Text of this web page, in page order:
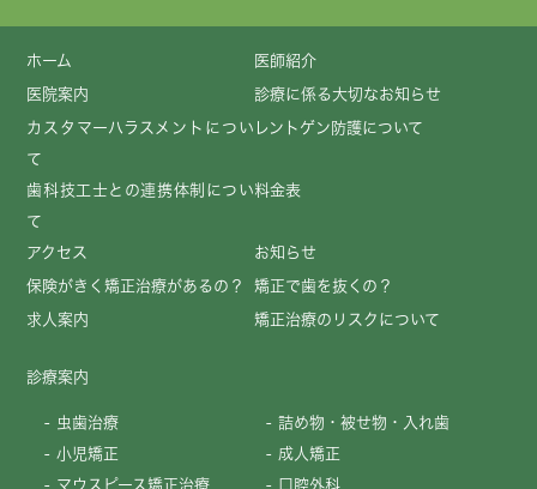
ホーム 医師紹介
医院案内 診療に係る大切なお知らせ
カスタマーハラスメントについ
て
レントゲン防護について
歯科技工士との連携体制につい
て
料金表
アクセス お知らせ
保険がきく矯正治療があるの？ 矯正で歯を抜くの？
求人案内 矯正治療のリスクについて
診療案内
虫歯治療
詰め物・被せ物・入れ歯
小児矯正
成人矯正
マウスピース矯正治療
口腔外科